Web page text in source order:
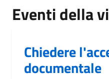
Eventi della
Chiedere
documentale